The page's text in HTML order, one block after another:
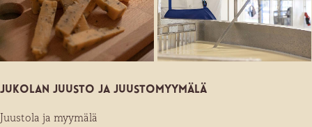
Jukolan juusto ja juusto­myymälä
Juustola ja myymälä